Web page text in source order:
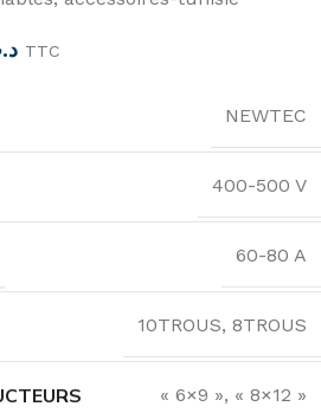
TTC
NEWTEC
400-500 V
60-80 A
10TROUS, 8TROUS
« 6×9 », « 8×12 »